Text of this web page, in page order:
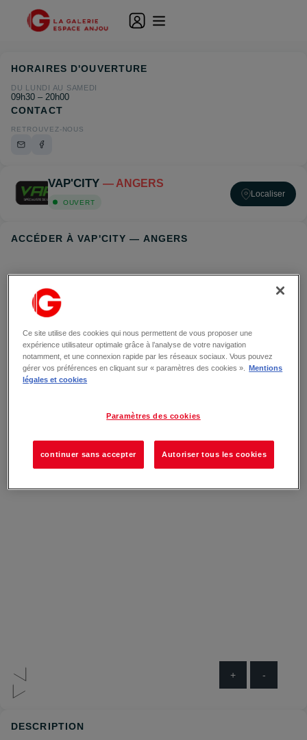
VAP'CITY — ANGERS
OUVERT
Localiser
ACCÉDER À VAP'CITY — ANGERS
+ -
HORAIRES D'OUVERTURE
DU LUNDI AU SAMEDI
09h30 – 20h00
CONTACT
RETROUVEZ-NOUS
DESCRIPTION
Ce site utilise des cookies qui nous permettent de vous proposer une
expérience utilisateur optimale grâce à l’analyse de votre navigation
notamment, et une connexion rapide par les réseaux sociaux. Vous pouvez
gérer vos préférences en cliquant sur « paramètres des cookies ».
Mentions
légales et cookies
Paramètres des cookies
continuer sans accepter Autoriser tous les cookies